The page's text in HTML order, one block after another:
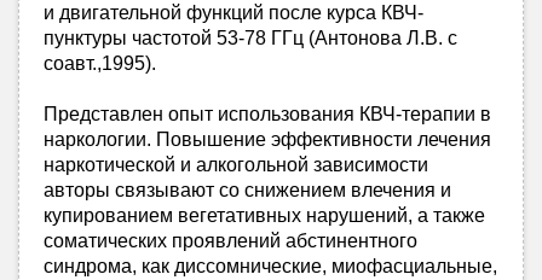
и двигательной функций после курса КВЧ-
пунктуры частотой 53-78 ГГц (Антонова Л.В. с
соавт.,1995).
Представлен опыт использования КВЧ-терапии в
наркологии. Повышение эффективности лечения
наркотической и алкогольной зависимости
авторы связывают со снижением влечения и
купированием вегетативных нарушений, а также
соматических проявлений абстинентного
синдрома, как диссомнические, миофасциальные,